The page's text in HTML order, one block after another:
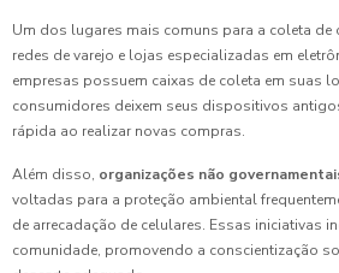
Um dos lugares mais comuns para a coleta de
redes de varejo e lojas especializadas em
empresas possuem caixas de coleta em suas
consumidores deixem seus dispositivos
rápida ao realizar novas compras.
Além disso, organizações não
voltadas para a proteção ambiental
de arrecadação de celulares. Essas iniciativas
comunidade, promovendo a conscientização